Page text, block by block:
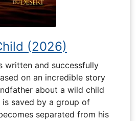
(2026)
written and successfully
on an incredible story
about a wild child
saved by a group of
separated from his